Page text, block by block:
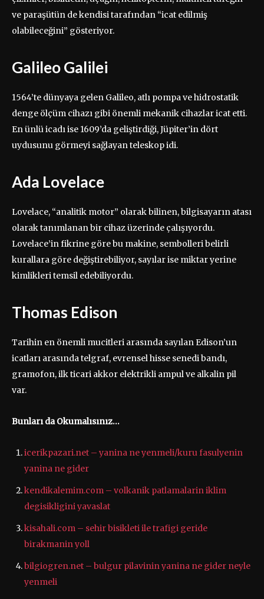
ve paraşütün de kendisi tarafından “icat edilmiş
olabileceğini” gösteriyor.
Galileo Galilei
1564’te dünyaya gelen Galileo, atlı pompa ve hidrostatik
denge ölçüm cihazı gibi önemli mekanik cihazlar icat etti.
En ünlü icadı ise 1609’da geliştirdiği, Jüpiter’in dört
uydusunu görmeyi sağlayan teleskop idi.
Ada Lovelace
Lovelace, “analitik motor” olarak bilinen, bilgisayarın atası
olarak tanımlanan bir cihaz üzerinde çalışıyordu.
Lovelace’in fikrine göre bu makine, sembolleri belirli
kurallara göre değiştirebiliyor, sayılar ise miktar yerine
kimlikleri temsil edebiliyordu.
Thomas Edison
Tarihin en önemli mucitleri arasında sayılan Edison’un
icatları arasında telgraf, evrensel hisse senedi bandı,
gramofon, ilk ticari akkor elektrikli ampul ve alkalin pil
var.
Bunları da Okumalısınız…
icerikpazari.net – yanina ne yenmeli/kuru fasulyenin
yanina ne gider
kendikalemim.com – volkanik patlamalarin iklim
degisikligini yavaslat
kisahali.com – sehir bisikleti ile trafigi geride
birakmanin yoll
bilgiogren.net – bulgur pilavinin yanina ne gider neyle
yenmeli